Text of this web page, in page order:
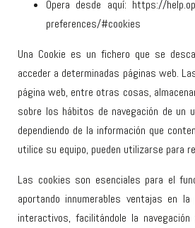
Opera desde aquí: https://
preferences/#cookies
Una Cookie es un fichero que se
acceder a determinadas páginas web.
página web, entre otras cosas,
sobre los hábitos de navegación de un
dependiendo de la información que
utilice su equipo, pueden utilizarse para
Las cookies son esenciales para el
aportando innumerables ventajas en
interactivos, facilitándole la